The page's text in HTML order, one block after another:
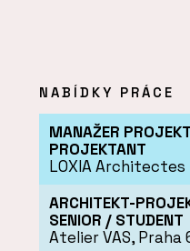
NABÍDKY PRÁCE
MANAŽER
PROJEKTANT
LOXIA Architectes
ARCHITEKT-
SENIOR / STUDENT
Atelier VAS, Praha